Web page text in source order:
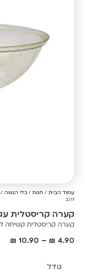
עמוד הבית / חנות /כלי הגשה /
זהב
קערה קריסטלית
קערה קריסטלית קשיחה
₪ 4.90
–
₪ 10.90
גודל